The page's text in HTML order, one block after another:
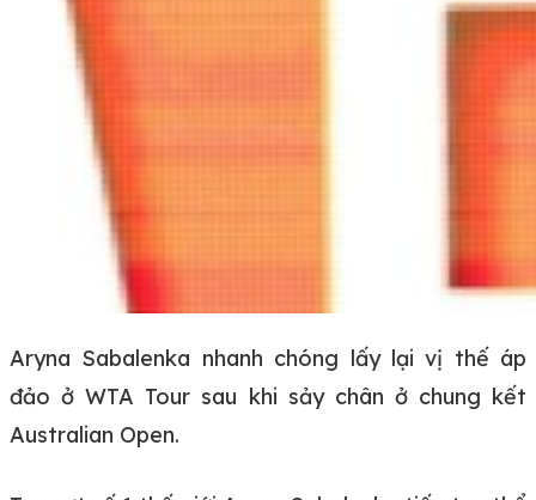
Aryna Sabalenka nhanh chóng lấy lại vị thế áp
đảo ở WTA Tour sau khi sảy chân ở chung kết
Australian Open.